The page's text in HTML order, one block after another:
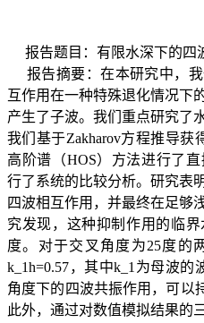
报告题目：有限水深下的四
报告摘要：在本研究中，我
互作用在一种特殊退化情况下
产生了子波。我们重点研究了
我们基于Zakharov方程推导获
高阶谱（HOS）方法进行了
行了系统的比较分析。研究表
四波相互作用，并最终在足够
究发现，这种抑制作用的临
度。对于交叉角度为25度的
k_1h=0.57，其中k_1 为母波的
角度下的四波共振作用，可以
此外，通过对数值模拟结果的